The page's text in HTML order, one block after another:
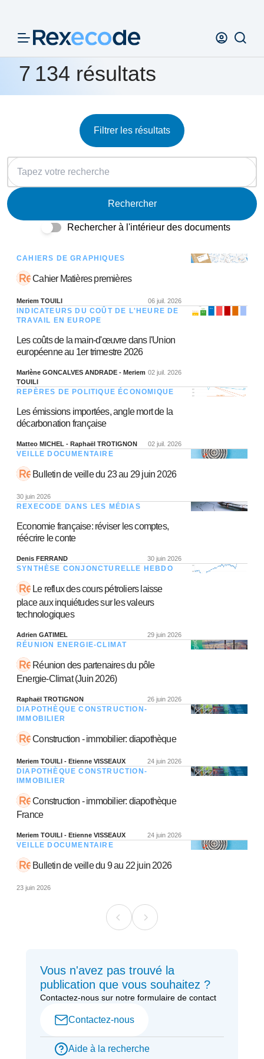
7 134 résultats
Filtrer les résultats
Rechercher
Rechercher à l'intérieur des documents
CAHIERS DE GRAPHIQUES
Cahier Matières premières
Meriem TOUILI 06 juil. 2026
INDICATEURS DU COÛT DE L'HEURE DE
TRAVAIL EN EUROPE
Les coûts de la main-d'œuvre dans l'Union
européenne au 1er trimestre 2026
Marlène GONCALVES ANDRADE - Meriem
TOUILI
02 juil. 2026
REPÈRES DE POLITIQUE ÉCONOMIQUE
Les émissions importées, angle mort de la
décarbonation française
Matteo MICHEL - Raphaël TROTIGNON 02 juil. 2026
VEILLE DOCUMENTAIRE
Bulletin de veille du 23 au 29 juin 2026
30 juin 2026
REXECODE DANS LES MÉDIAS
Economie française: réviser les comptes,
réécrire le conte
Denis FERRAND 30 juin 2026
SYNTHÈSE CONJONCTURELLE HEBDO
Le reflux des cours pétroliers laisse
place aux inquiétudes sur les valeurs
technologiques
Adrien GATIMEL 29 juin 2026
RÉUNION ENERGIE-CLIMAT
Réunion des partenaires du pôle
Energie-Climat (Juin 2026)
Raphaël TROTIGNON 26 juin 2026
DIAPOTHÈQUE CONSTRUCTION-
IMMOBILIER
Construction - immobilier: diapothèque
Meriem TOUILI - Etienne VISSEAUX 24 juin 2026
DIAPOTHÈQUE CONSTRUCTION-
IMMOBILIER
Construction - immobilier: diapothèque
France
Meriem TOUILI - Etienne VISSEAUX 24 juin 2026
VEILLE DOCUMENTAIRE
Bulletin de veille du 9 au 22 juin 2026
23 juin 2026
Vous n'avez pas trouvé la
publication que vous souhaitez ?
Contactez-nous sur notre formulaire de contact
Contactez-nous
Aide à la recherche